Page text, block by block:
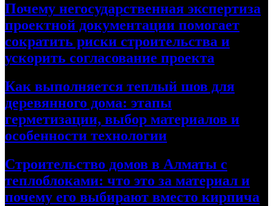
Почему негосударственная экспертиза
проектной документации помогает
сократить риски строительства и
ускорить согласование проекта
Как выполняется теплый шов для
деревянного дома: этапы
герметизации, выбор материалов и
особенности технологии
Строительство домов в Алматы с
теплоблоками: что это за материал и
почему его выбирают вместо кирпича